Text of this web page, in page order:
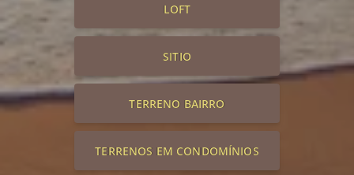
LOFT
SITIO
TERRENO BAIRRO
TERRENOS EM CONDOMÍNIOS